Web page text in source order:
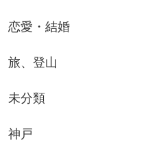
恋愛・結婚
旅、登山
未分類
神戸